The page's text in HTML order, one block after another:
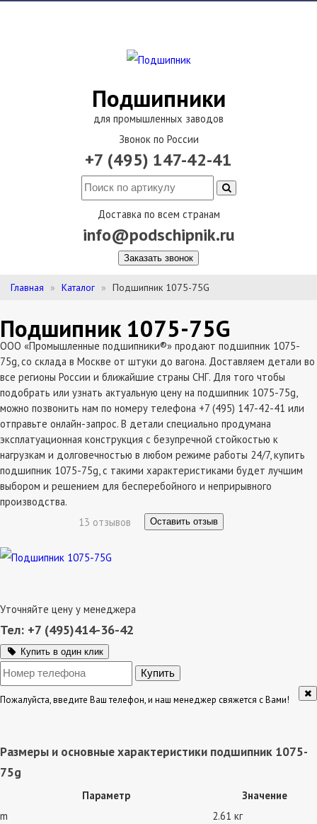
Подшипники
для промышленных заводов
Звонок по России
+7 (495) 147-42-41
Доставка по всем странам
info@podschipnik.ru
Заказать звонок
Главная Каталог Подшипник 1075-75G
Подшипник 1075-75G
ООО «Промышленные подшипники®» продают подшипник 1075-
75g, со склада в Москве от штуки до вагона. Доставляем детали во
все регионы России и ближайшие страны СНГ. Для того чтобы
подобрать или узнать актуальную цену на подшипник 1075-75g,
можно позвонить нам по номеру телефона +7 (495) 147-42-41 или
отправьте онлайн-запрос. В детали специально продумана
эксплатуационная конструкция с безупречной стойкостью к
нагрузкам и долговечностью в любом режиме работы 24/7, купить
подшипник 1075-75g, с такими характеристиками будет лучшим
выбором и решением для бесперебойного и неприрывного
производства.
13 отзывов
Оставить отзыв
Уточняйте цену у менеджера
Тел: +7 (495)414-36-42
Купить в один клик
Пожалуйста, введите Ваш телефон, и наш менеджер свяжется с Вами!
Размеры и основные характеристики подшипник 1075-
75g
Параметр
Значение
m
2.61 кг